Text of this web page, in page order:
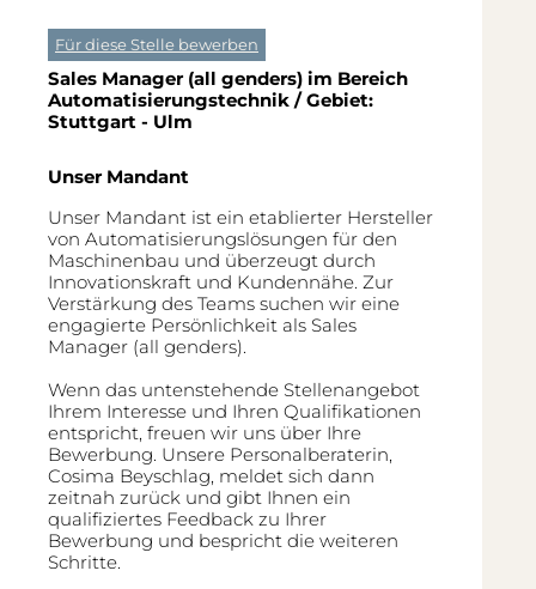
Für diese Stelle bewerben
Sales Manager (all genders) im Bereich
Automatisierungstechnik / Gebiet:
Stuttgart - Ulm
Unser Mandant
Unser Mandant ist ein etablierter Hersteller
von Automatisierungslösungen für den
Maschinenbau und überzeugt durch
Innovationskraft und Kundennähe. Zur
Verstärkung des Teams suchen wir eine
engagierte Persönlichkeit als Sales
Manager (all genders).
Wenn das untenstehende Stellenangebot
Ihrem Interesse und Ihren Qualifikationen
entspricht, freuen wir uns über Ihre
Bewerbung. Unsere Personalberaterin,
Cosima Beyschlag, meldet sich dann
zeitnah zurück und gibt Ihnen ein
qualifiziertes Feedback zu Ihrer
Bewerbung und bespricht die weiteren
Schritte.